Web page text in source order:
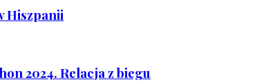
Hiszpanii
2024. Relacja z biegu